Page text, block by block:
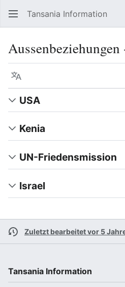
Tansania Information
Aussenbeziehungen
Sprache
USA
Kenia
UN-Friedensmission
Israel
Zuletzt bearbeitet vor 5
Tansania Information